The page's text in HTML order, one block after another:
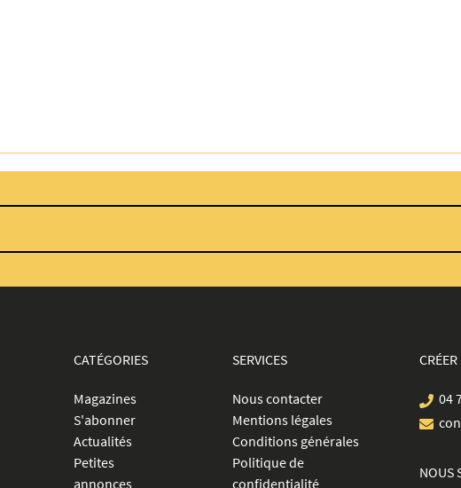
CATÉGORIES
Magazines
S'abonner
Actualités
Petites
annonces
SERVICES
Nous contacter
Mentions légales
Conditions générales
Politique de
confidentialité
04
NOUS